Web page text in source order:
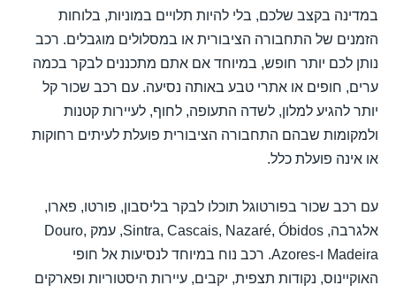
במדינה בקצב שלכם, בלי להיות תלויים במוניות, בלוחות
הזמנים של התחבורה הציבורית או במסלולים מוגבלים. רכב
נותן לכם יותר חופש, במיוחד אם אתם מתכננים לבקר בכמה
ערים, חופים או אתרי טבע באותה נסיעה. עם רכב שכור קל
יותר להגיע למלון, לשדה התעופה, לחוף, לעיירות קטנות
ולמקומות שבהם התחבורה הציבורית פועלת לעיתים רחוקות
או אינה פועלת כלל.
עם רכב שכור בפורטוגל תוכלו לבקר בליסבון, פורטו, פארו,
אלגרבה, Sintra, Cascais, Nazaré, Óbidos, עמק Douro,
Madeira ו-Azores. רכב נוח במיוחד לנסיעות אל חופי
האוקיינוס, נקודות תצפית, יקבים, עיירות היסטוריות ופארקים